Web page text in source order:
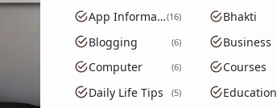
App Information 16 Bhakti
Blogging 6 Business
Computer 6 Courses
Daily Life Tips 5 Education